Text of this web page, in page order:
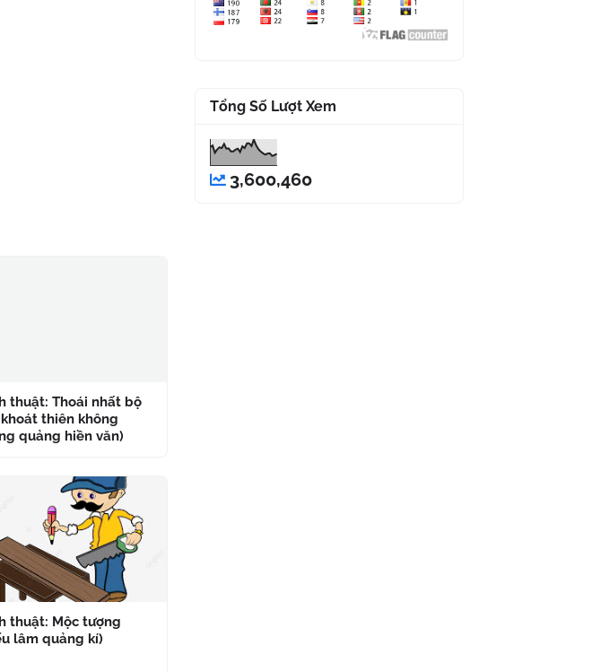
thuật: Thoái nhất bộ
thiên không
quảng hiền văn)
thuật: Mộc tượng
lâm quảng kí)
Tổng Số Lượt Xem
3,600,460